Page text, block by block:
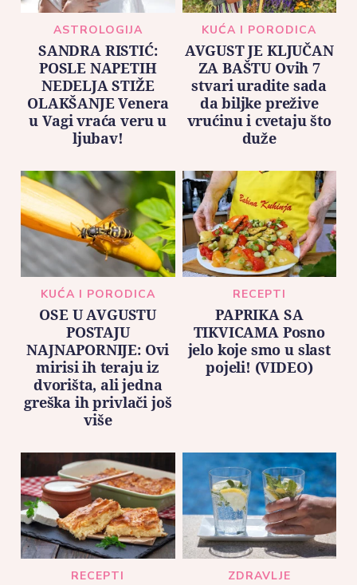
ASTROLOGIJA
SANDRA RISTIĆ:
POSLE NAPETIH
NEDELJA STIŽE
OLAKŠANJE Venera
u Vagi vraća veru u
ljubav!
KUĆA I PORODICA
AVGUST JE KLJUČAN
ZA BAŠTU Ovih 7
stvari uradite sada
da biljke prežive
vrućinu i cvetaju što
duže
KUĆA I PORODICA
OSE U AVGUSTU
POSTAJU
NAJNAPORNIJE: Ovi
mirisi ih teraju iz
dvorišta, ali jedna
greška ih privlači još
više
RECEPTI
PAPRIKA SA
TIKVICAMA Posno
jelo koje smo u slast
pojeli! (VIDEO)
RECEPTI ZDRAVLJE